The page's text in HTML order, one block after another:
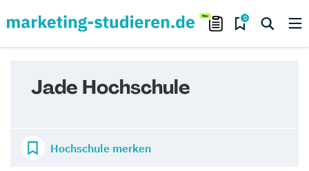
0
Jade Hochschule
Hochschule merken